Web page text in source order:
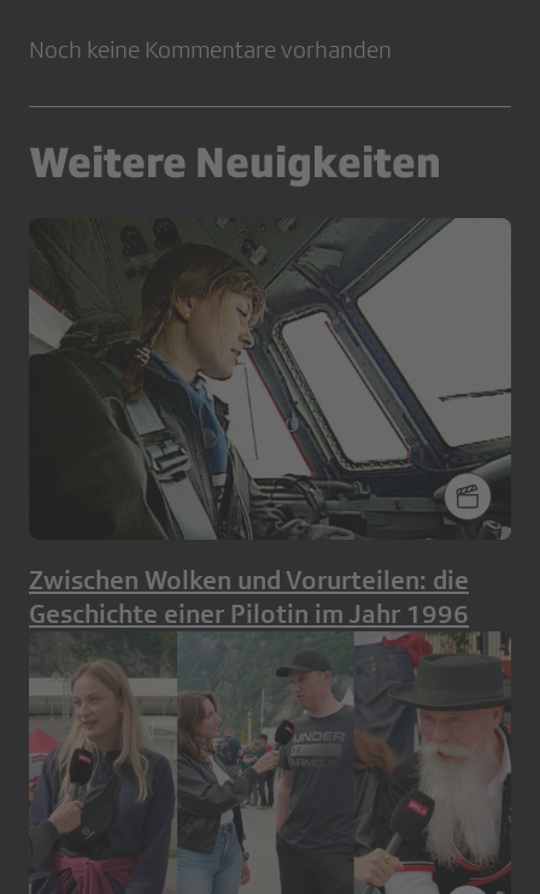
Noch keine Kommentare vorhanden
Weitere Neuigkeiten
Zwischen Wolken und Vorurteilen: die
Geschichte einer Pilotin im Jahr 1996